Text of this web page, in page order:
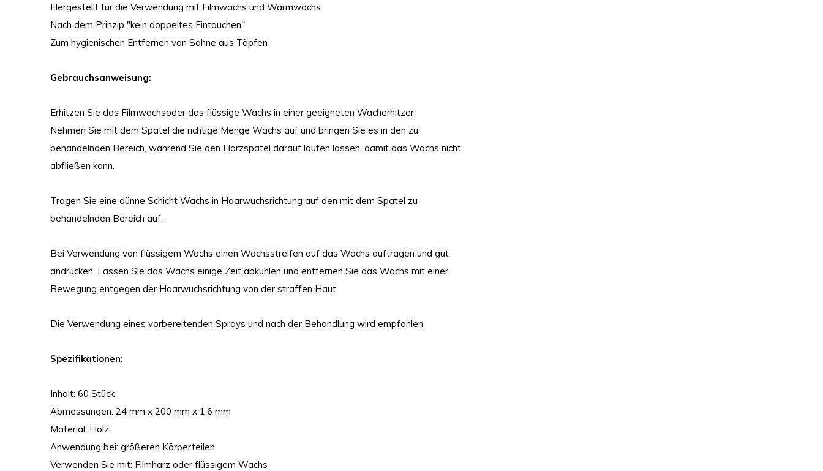
Hergestellt für die Verwendung mit Filmwachs und Warmwachs
Nach dem Prinzip "kein doppeltes Eintauchen"
Zum hygienischen Entfernen von Sahne aus Töpfen
Gebrauchsanweisung:
Erhitzen Sie das Filmwachsoder das flüssige Wachs in einer geeigneten Wacherhitzer
Nehmen Sie mit dem Spatel die richtige Menge Wachs auf und bringen Sie es in den zu
behandelnden Bereich, während Sie den Harzspatel darauf laufen lassen, damit das Wachs nicht
abfließen kann.
Tragen Sie eine dünne Schicht Wachs in Haarwuchsrichtung auf den mit dem Spatel zu
behandelnden Bereich auf.
Bei Verwendung von flüssigem Wachs einen Wachsstreifen auf das Wachs auftragen und gut
andrücken. Lassen Sie das Wachs einige Zeit abkühlen und entfernen Sie das Wachs mit einer
Bewegung entgegen der Haarwuchsrichtung von der straffen Haut.
Die Verwendung eines vorbereitenden Sprays und nach der Behandlung wird empfohlen.
Spezifikationen:
Inhalt: 60 Stück
Abmessungen: 24 mm x 200 mm x 1,6 mm
Material: Holz
Anwendung bei: größeren Körperteilen
Verwenden Sie mit: Filmharz oder flüssigem Wachs